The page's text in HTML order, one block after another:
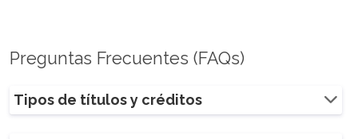
Preguntas Frecuentes (FAQs)
Tipos de títulos y créditos